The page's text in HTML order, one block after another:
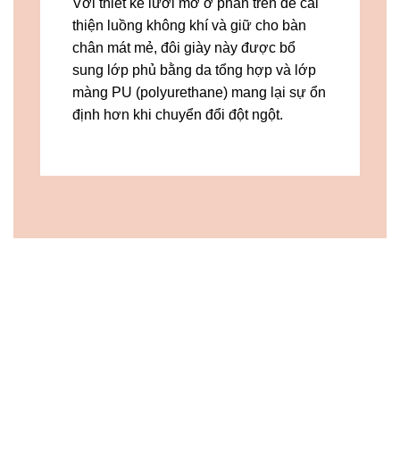
thiện luồng không khí và giữ cho bàn
chân mát mẻ, đôi giày này được bổ
sung lớp phủ bằng da tổng hợp và lớp
màng PU (polyurethane) mang lại sự ổn
định hơn khi chuyển đổi đột ngột.